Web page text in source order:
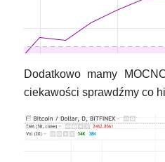
Dodatkowo mamy
ciekawości sprawdźmy co